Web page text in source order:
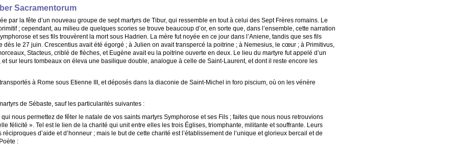
Sacramentorum
par la fête d’un nouveau groupe de sept martyrs de Tibur, qui ressemble en tout à celui des Sept Frères romains. Le
; cependant, au milieu de quelques scories se trouve beaucoup d’or, en sorte que, dans l’ensemble, cette narration
et ses fils trouvèrent la mort sous Hadrien. La mère fut noyée en ce jour dans l’Aniene, tandis que ses fils
dès le 27 juin. Crescentius avait été égorgé ; à Julien on avait transpercé la poitrine ; à Nemesius, le cœur ; à Primitivus,
Stacteus, criblé de flèches, et Eugène avait eu la poitrine ouverte en deux. Le lieu du martyre fut appelé d’un
sur leurs tombeaux on éleva une basilique double, analogue à celle de Saint-Laurent, et dont il reste encore les
à Rome sous Etienne III, et déposés dans la diaconie de Saint-Michel in foro piscium, où on les vénère
de Sébaste, sauf les particularités suivantes :
nous permettez de fêter le natale de vos saints martyrs Symphorose et ses Fils ; faites que nous nous retrouvions
félicité ». Tel est le lien de la charité qui unit entre elles les trois Églises, triomphante, militante et souffrante. Leurs
d’aide et d’honneur ; mais le but de cette charité est l’établissement de l’unique et glorieux bercail et de
: